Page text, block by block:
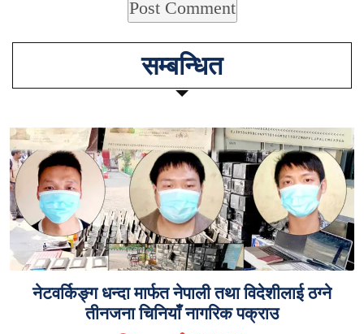
सम्बन्धित
नेटवर्किङ्ग धन्दा मार्फत नेपाली तथा विदेशीलाई ठग्ने
तीनजना चिनियाँ नागरिक पक्राउ